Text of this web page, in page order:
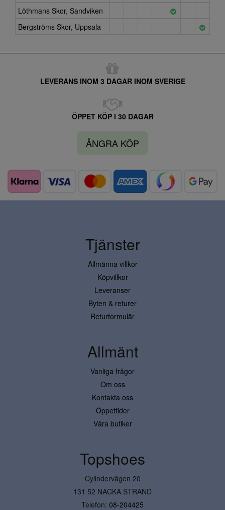
Löthmans Skor, Sandviken
Bergströms Skor, Uppsala
LEVERANS INOM 3 DAGAR INOM SVERIGE
ÖPPET KÖP I 30 DAGAR
ÅNGRA KÖP
Tjänster
Allmänna villkor
Köpvillkor
Leveranser
Byten & returer
Returformulär
Allmänt
Vanliga frågor
Om oss
Kontakta oss
Öppettider
Våra butiker
Topshoes
Cylindervägen 20
131 52 NACKA STRAND
Telefon: 08-204425